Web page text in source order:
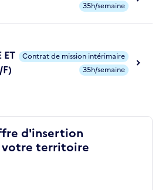
35h/semaine
ET
Contrat de mission intérimaire
35h/semaine
d'insertion
votre territoire